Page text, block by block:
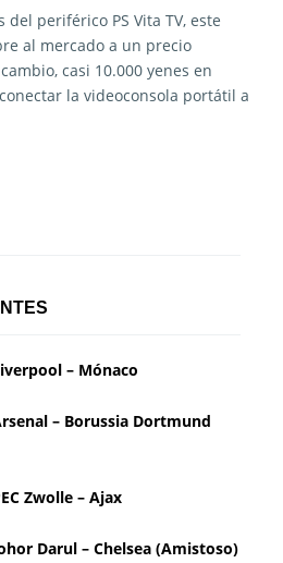
periférico PS Vita TV, este
al mercado a un precio
casi 10.000 yenes en
la videoconsola portátil a
– Mónaco
– Borussia Dortmund
Zwolle – Ajax
Darul – Chelsea (Amistoso)